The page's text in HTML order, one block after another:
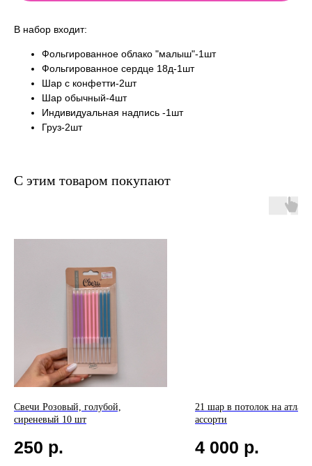
В набор входит:
Фольгированное облако "малыш"-1шт
Фольгированное сердце 18д-1шт
Шар с конфетти-2шт
Шар обычный-4шт
Индивидуальная надпись -1шт
Груз-2шт
С этим товаром покупают
Свечи Розовый, голубой,
сиреневый 10 шт
250 р.
21 шар в потолок на
ассорти
4 000 р.